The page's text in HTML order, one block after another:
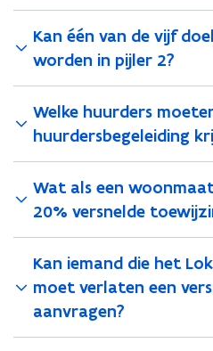
Kan één van de vijf
worden in pijler 2?
Welke huurders
huurdersbegeleiding
Wat als een
20% versnelde
Kan iemand die het
moet verlaten een
aanvragen?